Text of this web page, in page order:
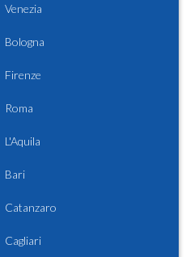
Venezia
Bologna
Firenze
Roma
L'Aquila
Bari
Catanzaro
Cagliari